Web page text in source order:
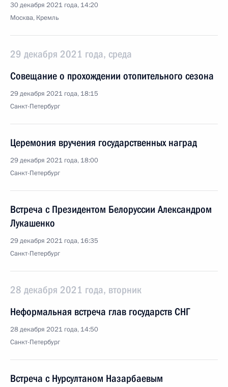
30 декабря 2021 года, 14:20
Москва, Кремль
29 декабря 2021 года, среда
Совещание о прохождении отопительного сезона
29 декабря 2021 года, 18:15
Санкт-Петербург
Церемония вручения государственных наград
29 декабря 2021 года, 18:00
Санкт-Петербург
Встреча с Президентом Белоруссии Александром
Лукашенко
29 декабря 2021 года, 16:35
Санкт-Петербург
28 декабря 2021 года, вторник
Неформальная встреча глав государств СНГ
28 декабря 2021 года, 14:50
Санкт-Петербург
Встреча с Нурсултаном Назарбаевым